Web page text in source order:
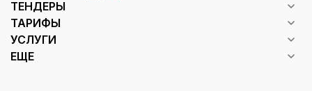
ТЕНДЕРЫ
ТАРИФЫ
УСЛУГИ
ЕЩЕ